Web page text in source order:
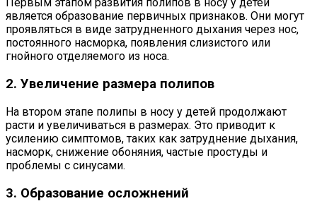
Первым этапом развития полипов в носу у детей
является образование первичных признаков. Они могут
проявляться в виде затрудненного дыхания через нос,
постоянного насморка, появления слизистого или
гнойного отделяемого из носа.
2. Увеличение размера полипов
На втором этапе полипы в носу у детей продолжают
расти и увеличиваться в размерах. Это приводит к
усилению симптомов, таких как затруднение дыхания,
насморк, снижение обоняния, частые простуды и
проблемы с синусами.
3. Образование осложнений